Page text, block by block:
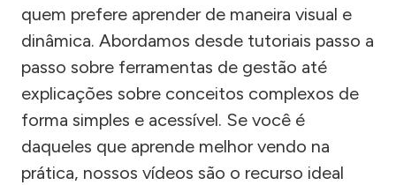
quem prefere aprender de maneira visual e
dinâmica. Abordamos desde tutoriais passo a
passo sobre ferramentas de gestão até
explicações sobre conceitos complexos de
forma simples e acessível. Se você é
daqueles que aprende melhor vendo na
prática, nossos vídeos são o recurso ideal